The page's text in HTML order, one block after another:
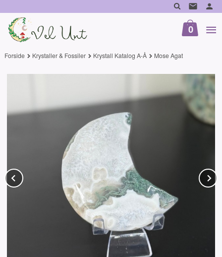
til
innholdet
0
Forside Krystaller & Fossiler Krystall Katalog A-Å Mose Agat
Prev